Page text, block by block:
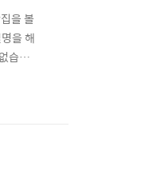
을 볼
을 해
습니
에도